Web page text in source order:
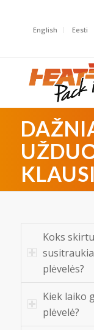
English Eesti
Koks
plėvelės?
Kiek laiko
plėvelė?